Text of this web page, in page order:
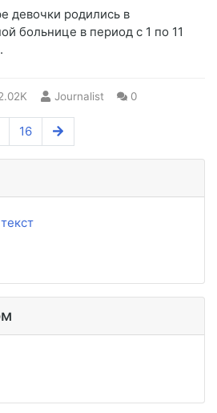
девочки родились в
больнице в период с 1 по 11
Journalist 0
16